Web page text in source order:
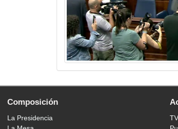
Composición
La Presidencia